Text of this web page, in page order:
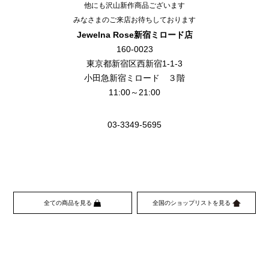
他にも沢山新作商品ございます
みなさまのご来店お待ちしております
Jewelna Rose新宿ミロード店
160-0023
東京都新宿区西新宿1-1-3
小田急新宿ミロード ３階
11:00～21:00
03-3349-5695
全ての商品を見る 全国のショップリストを見る